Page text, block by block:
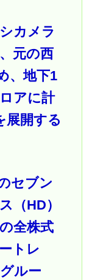
カメラ
元の西
、地下1
アに計
展開する
セブン
（HD）
全株式
トレ
ルー